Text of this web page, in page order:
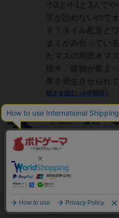
小3と小1と3人で
字が読めないので
す！タイル配置と
まくかみ合ってい
たマスの周囲８マ
後半、建物が集ま
果を発生させられ
続きを読む（6年弱前）
448名 4名
ワーカープレイス
ムをやったことの
い、面白そうと購
い未経験者と二人
ンドまでプレイで
国王
かみっき